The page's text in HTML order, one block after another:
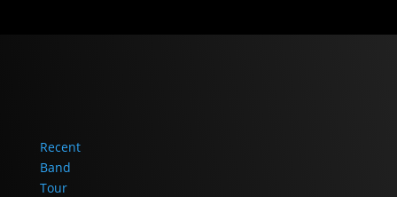
Recent
Band
Tour